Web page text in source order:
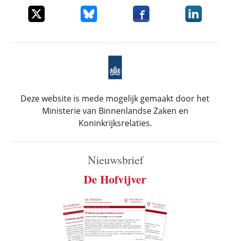
Deel dit item op XDeel dit item op Bluesky
Deel dit item opDeel dit
Deze website is mede mogelijk gemaakt door het
Ministerie van Binnenlandse Zaken en
Koninkrijksrelaties.
Nieuwsbrief
De Hofvijver